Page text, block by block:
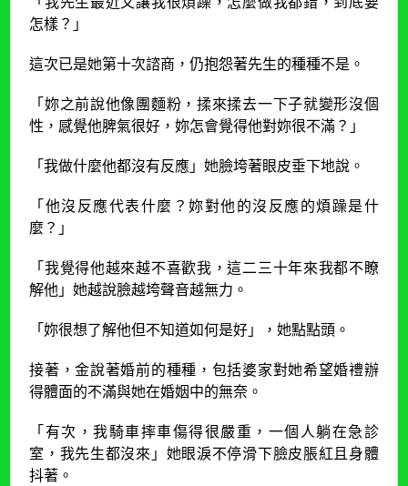
怎樣？」
這次已是她第十次諮商，仍抱怨著先生的種種不是。
「妳之前說他像團麵粉，揉來揉去一下子就變形沒個
性，感覺他脾氣很好，妳怎會覺得他對妳很不滿？」
「我做什麼他都沒有反應」她臉垮著眼皮垂下地說。
「他沒反應代表什麼？妳對他的沒反應的煩躁是什
麼？」
「我覺得他越來越不喜歡我，這二三十年來我都不瞭
解他」她越說臉越垮聲音越無力。
「妳很想了解他但不知道如何是好」，她點點頭。
接著，金說著婚前的種種，包括婆家對她希望婚禮辦
得體面的不滿與她在婚姻中的無奈。
「有次，我騎車摔車傷得很嚴重，一個人躺在急診
室，我先生都沒來」她眼淚不停滑下臉皮脹紅且身體
抖著。